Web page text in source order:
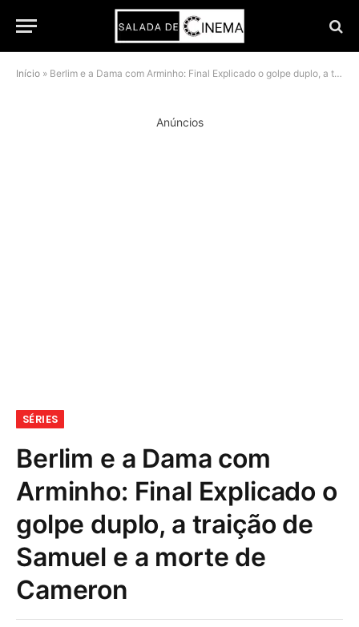
Início » Berlim e a Dama com Arminho: Final Explicado o golpe duplo, a traição de Samuel e a morte de Cameron
Anúncios
SÉRIES
Berlim e a Dama com
Arminho: Final Explicado o
golpe duplo, a traição de
Samuel e a morte de
Cameron